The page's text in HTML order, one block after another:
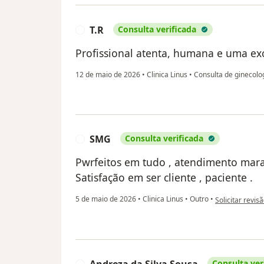
T.R Consulta verificada
Profissional atenta, humana e uma
12 de maio de 2026 • Clinica Linus • Consulta de
SMG Consulta verificada
Pwrfeitos em tudo , atendimento
Satisfação em ser cliente , paciente .
5 de maio de 2026 • Clinica Linus • Outro • na opinião do
Solicitar